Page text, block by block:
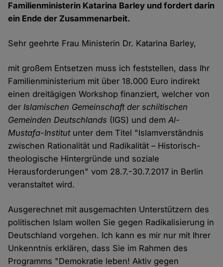
Familienministerin Katarina Barley und fordert darin
ein Ende der Zusammenarbeit.
Sehr geehrte Frau Ministerin Dr. Katarina Barley,
mit großem Entsetzen muss ich feststellen, dass Ihr
Familienministerium mit über 18.000 Euro indirekt
einen dreitägigen Workshop finanziert, welcher von
derIslamischen Gemeinschaft der schiitischen
Gemeinden Deutschlands (IGS) und demAl-
Mustafa-Institutunter dem Titel "Islamverständnis
zwischen Rationalität und Radikalität – Historisch-
theologische Hintergründe und soziale
Herausforderungen" vom 28.7.-30.7.2017 in Berlin
veranstaltet wird.
Ausgerechnet mit ausgemachten Unterstützern des
politischen Islam wollen Sie gegen Radikalisierung in
Deutschland vorgehen. Ich kann es mir nur mit Ihrer
Unkenntnis erklären, dass Sie im Rahmen des
Programms "Demokratie leben! Aktiv gegen